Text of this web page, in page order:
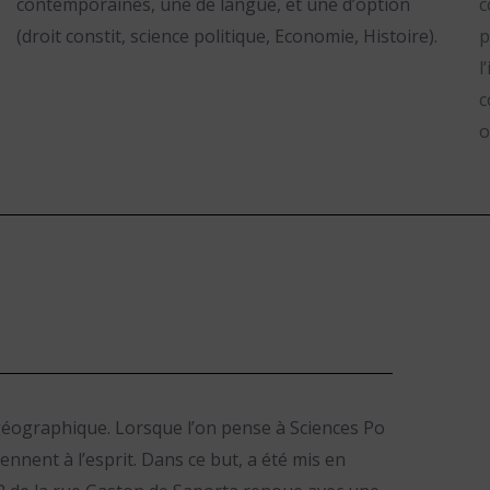
(droit constit, science politique, Economie, Histoire).
Lorsque l’on pense à Sciences Po
à l’esprit. Dans ce but, a été mis en